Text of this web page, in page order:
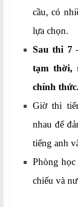
cầu, có
lựa chọn.
Sau thi 7
tạm thời,
chính thức.
Giờ thi
nhau để
tiếng anh
Phòng
chiếu và